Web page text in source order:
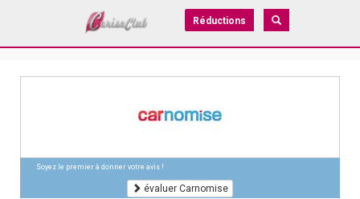
Réductions
Soyez le premier à donner votre avis !
évaluer Carnomise